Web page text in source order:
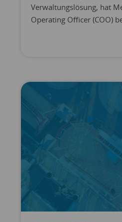
Verwaltungslösung, hat
Operating Officer (COO)